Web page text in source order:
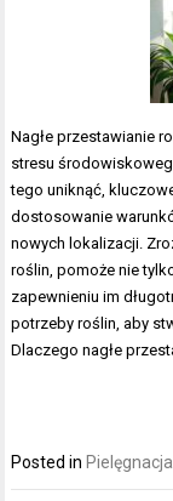
Nagłe przestawianie
stresu
tego uniknąć,
dostosowanie
nowych lokalizacji.
roślin, pomoże nie
zapewnieniu im
potrzeby roślin, aby
Dlaczego nagłe
Posted in